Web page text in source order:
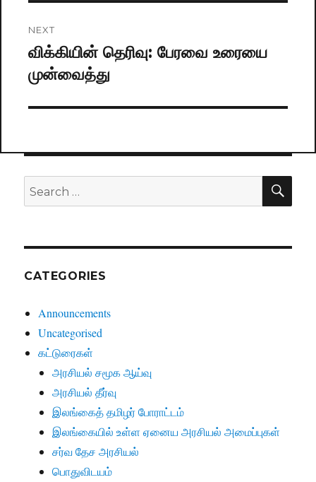
NEXT
Next
post:
விக்கியின் தெரிவு: பேரவை உரையை
முன்வைத்து
Search
for:
CATEGORIES
Announcements
Uncategorised
கட்டுரைகள்
அரசியல் சமூக ஆய்வு
அரசியல் தீர்வு
இலங்கைத் தமிழர் போராட்டம்
இலங்கையில் உள்ள ஏனைய அரசியல் அமைப்புகள்
சர்வ தேச அரசியல்
பொதுவிடயம்